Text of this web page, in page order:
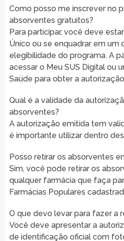
Como posso me inscrever no
absorventes gratuitos?
Para participar, você deve
Único ou se enquadrar em um
elegibilidade do programa. A
acessar o Meu SUS Digital ou
Saúde para obter a
Qual é a validade da
absorventes?
A autorização emitida tem
é importante utilizar dentro
Posso retirar os absorventes
Sim, você pode retirar os
qualquer farmácia que faça
Farmácias Populares
O que devo levar para fazer a
Você deve apresentar a
de identificação oficial com